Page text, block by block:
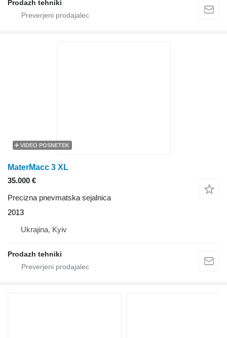
Prodazh tehniki
VIDEO POSNETEK
MaterMacc 3 XL
35.000 €
Precizna pnevmatska sejalnica
2013
Ukrajina, Kyiv
Prodazh tehniki